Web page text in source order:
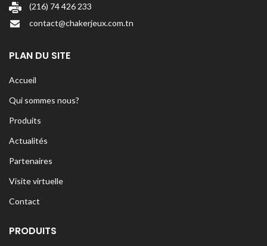
(216) 74 426 233
contact@chakerjeux.com.tn
PLAN DU SITE
Accueil
Qui sommes nous?
Produits
Actualités
Partenaires
Visite virtuelle
Contact
PRODUITS